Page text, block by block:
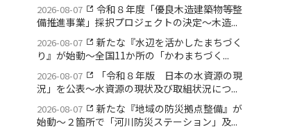
2026-08-07
令和８年度「優良木造建築物等整
備推進事業」採択プロジェクトの決定〜木造...
2026-08-07
新たな『水辺を活かしたまちづく
り』が始動〜全国11か所の「かわまちづく...
2026-08-07
「令和８年版 日本の水資源の現
況」を公表〜水資源の現状及び取組状況につ...
2026-08-07
新たな『地域の防災拠点整備』が
始動〜２箇所で「河川防災ステーション」及...